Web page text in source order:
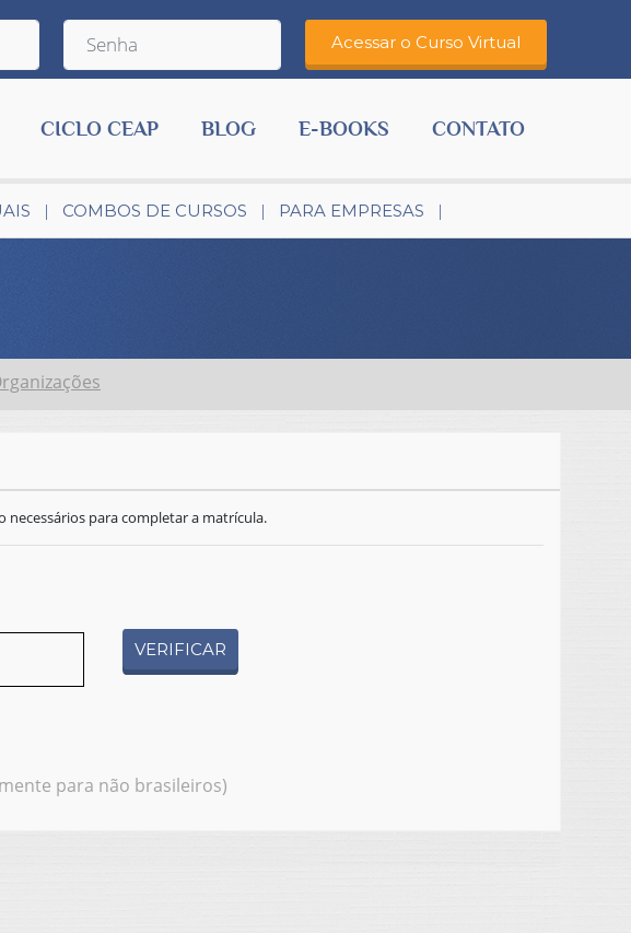
CICLO CEAP BLOG E-BOOKS CONTATO
COMBOS DE CURSOS PARA EMPRESAS
necessários para completar a matrícula.
VERIFICAR
para não brasileiros)